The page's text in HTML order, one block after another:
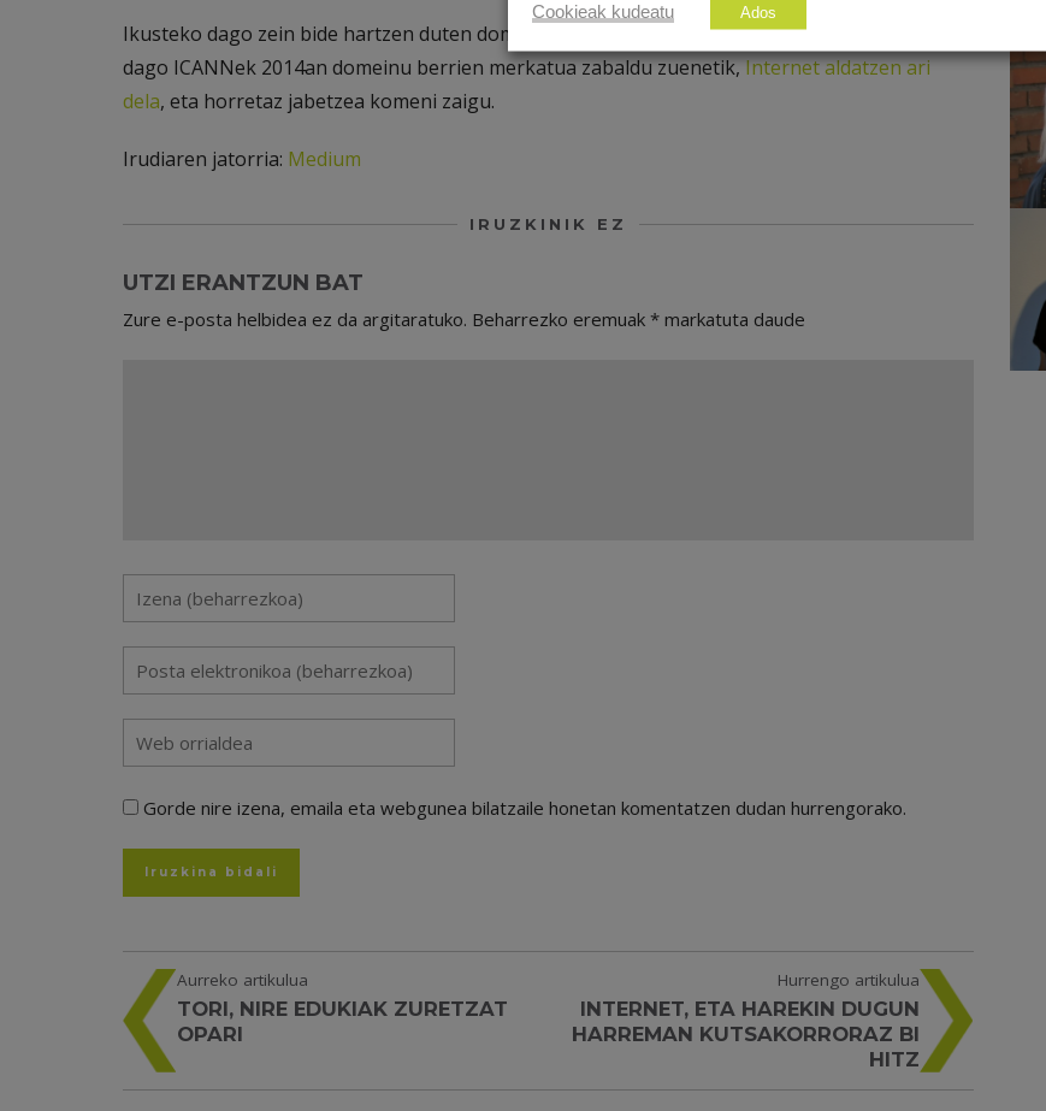
Ikusteko dago zein bide hartzen duten domeinu berri hauek, baina garbi
dago ICANNek 2014an domeinu berrien merkatua zabaldu zuenetik,Internet aldatzen ari
dela, eta horretaz jabetzea komeni zaigu.
Irudiaren jatorria: Medium
IRUZKINIK EZ
UTZI ERANTZUN BAT
Zure e-posta helbidea ez da argitaratuko. Beharrezko eremuak * markatuta daude
Gorde nire izena, emaila eta webgunea bilatzaile honetan komentatzen dudan hurrengorako.
Aurreko artikulua
TORI, NIRE EDUKIAK ZURETZAT
OPARI
Hurrengo artikulua
INTERNET, ETA HAREKIN DUGUN
HARREMAN KUTSAKORRORAZ BI
HITZ
Cookieak kudeatu Ados